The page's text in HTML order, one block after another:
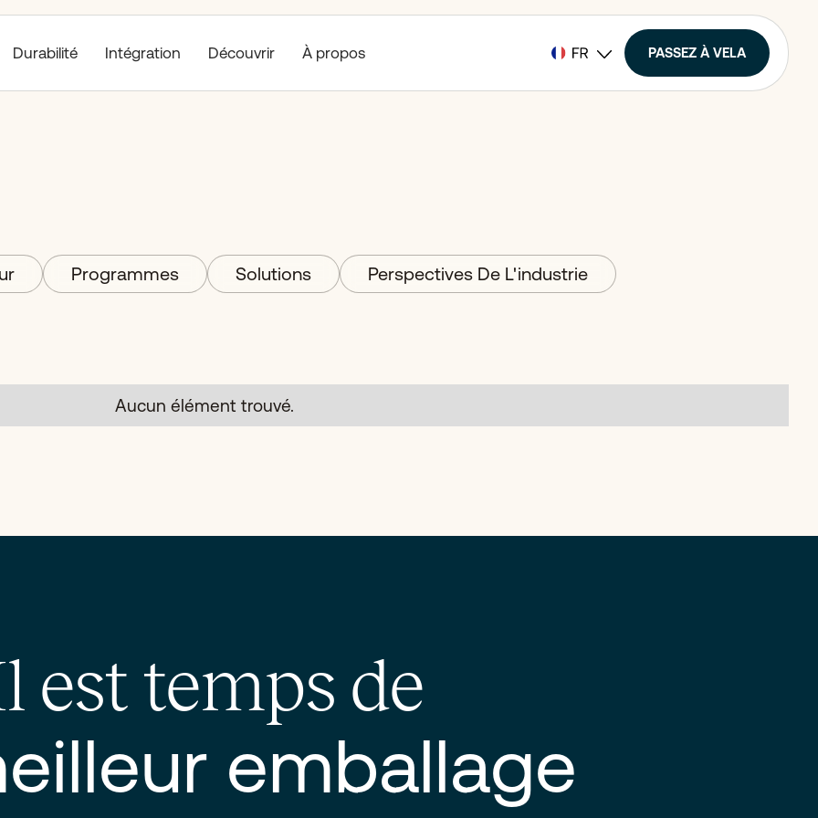
Durabilité Intégration Découvrir À propos PASSEZ À VELA
Programmes Solutions Perspectives De L'industrie
Aucun élément trouvé.
est temps de
emballage